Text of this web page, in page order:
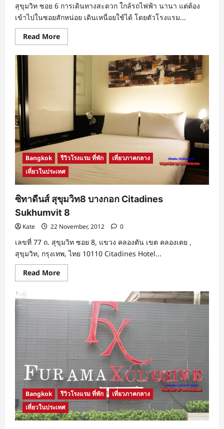
สุขุมวิท ซอย 6 การเดินทางสะดวก ใกล้รถไฟฟ้า นานา แต่ต้อง
เข้าไปในซอยสักหน่อย เดินเหนื่อยใช้ได้ โดยตัวโรงแรม...
Read MoreRead
more
พชร
สุขุมวิท
Phachara
Suites
Sukhumvit
Bangkok รีวิวโรงแรม ที่พัก
เที่ยวภาคกลาง
เที่ยวในประเทศ
ซิทาดีนส์ สุขุมวิท8 บางกอก Citadines
Sukhumvit 8
Kate 22 November, 2012 0
เลขที่ 77 ถ. สุขุมวิท ซอย 8, แขวง คลองตัน เขต คลองเตย ,
สุขุมวิท, กรุงเทพ, ไทย 10110 Citadines Hotel...
Read MoreRead
more
ทา
ดีนส์
สุขุมวิท8
บางกอก
Citadines
Sukhumvit
8
Bangkok รีวิวโรงแรม ที่พัก
เที่ยวภาคกลาง
เที่ยวในประเทศ